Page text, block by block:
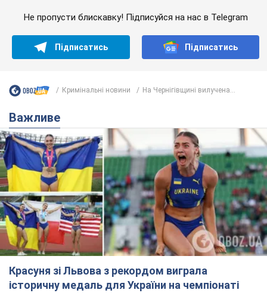
Не пропусти блискавку! Підписуйся на нас в Telegram
Підписатись Підписатись
Кримінальні новини На Чернігівщині вилучена...
Важливе
Красуня зі Львова з рекордом виграла
історичну медаль для України на чемпіонаті